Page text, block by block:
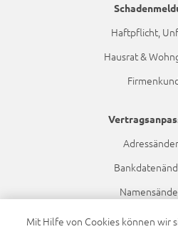
Haftpflicht,
Hausrat &
Mit Hilfe von Cookies können wir